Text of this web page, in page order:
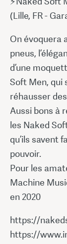
(Lille, FR -
On évoquera
pneus,
d’une
Soft Men, qui
réhausser
Aussi bons à
les Naked
qu’ils savent
pouvoir.
Pour les
Machine
en 2020
https://
https://